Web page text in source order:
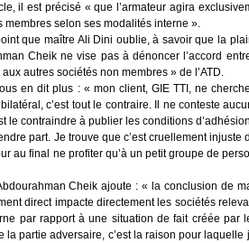
il est précisé « que l’armateur agira
selon ses modalités interne ».
que maître Ali Dini oublie, à savoir que la
Cheik ne vise pas à dénoncer l’accord
autres sociétés non membres » de l’ATD.
en dit plus : « mon client, GIE TTI, ne
c’est tout le contraire. Il ne conteste
le contraindre à publier les conditions
part. Je trouve que c’est cruellement
au final ne profiter qu’à un petit groupe de
Cheik ajoute : « la conclusion de
direct impacte directement les sociétés
par rapport à une situation de fait créée par
la partie adversaire, c’est la raison pour